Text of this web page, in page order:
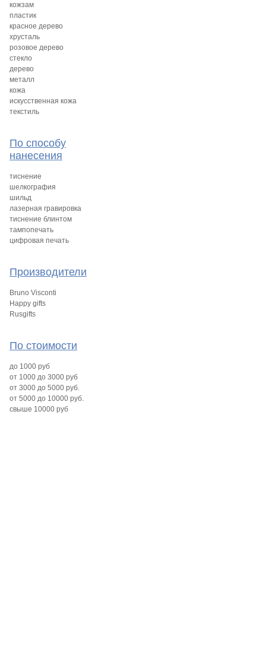
кожзам
пластик
красное дерево
хрусталь
розовое дерево
стекло
дерево
металл
кожа
искусственная кожа
текстиль
По способу
нанесения
тиснение
шелкография
шильд
лазерная гравировка
тиснение блинтом
тампопечать
цифровая печать
Производители
Bruno Visconti
Happy gifts
Rusgifts
По стоимости
до 1000 руб
от 1000 до 3000 руб
от 3000 до 5000 руб.
от 5000 до 10000 руб.
свыше 10000 руб